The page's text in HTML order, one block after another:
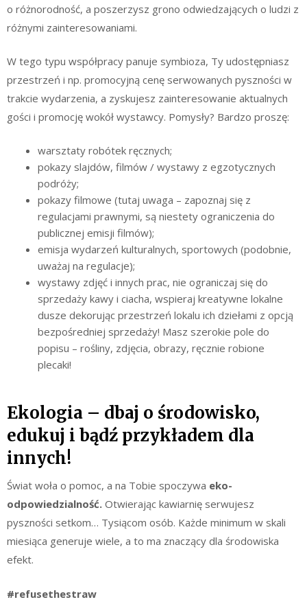
o różnorodność, a poszerzysz grono odwiedzających o ludzi z
różnymi zainteresowaniami.
W tego typu współpracy panuje symbioza, Ty udostępniasz
przestrzeń i np. promocyjną cenę serwowanych pyszności w
trakcie wydarzenia, a zyskujesz zainteresowanie aktualnych
gości i promocję wokół wystawcy. Pomysły? Bardzo proszę:
warsztaty robótek ręcznych;
pokazy slajdów, filmów / wystawy z egzotycznych
podróży;
pokazy filmowe (tutaj uwaga – zapoznaj się z
regulacjami prawnymi, są niestety ograniczenia do
publicznej emisji filmów);
emisja wydarzeń kulturalnych, sportowych (podobnie,
uważaj na regulacje);
wystawy zdjęć i innych prac, nie ograniczaj się do
sprzedaży kawy i ciacha, wspieraj kreatywne lokalne
dusze dekorując przestrzeń lokalu ich dziełami z opcją
bezpośredniej sprzedaży! Masz szerokie pole do
popisu – rośliny, zdjęcia, obrazy, ręcznie robione
plecaki!
Ekologia – dbaj o środowisko,
edukuj i bądź przykładem dla
innych!
Świat woła o pomoc, a na Tobie spoczywa eko-
odpowiedzialność. Otwierając kawiarnię serwujesz
pyszności setkom… Tysiącom osób. Każde minimum w skali
miesiąca generuje wiele, a to ma znaczący dla środowiska
efekt.
#refusethestraw